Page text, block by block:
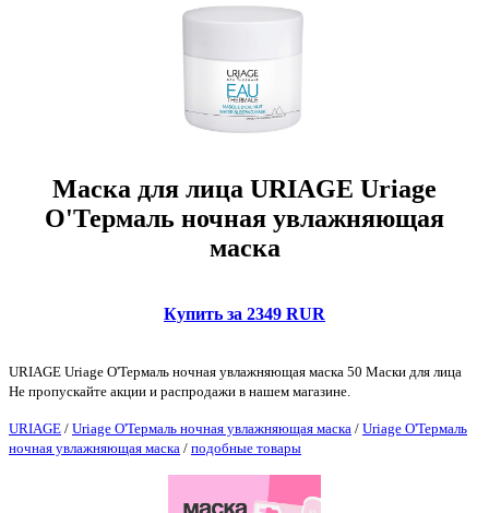
Маска для лица URIAGE Uriage
О'Термаль ночная увлажняющая
маска
Купить за 2349 RUR
URIAGE Uriage О'Термаль ночная увлажняющая маска 50 Маски для лица
Не пропускайте акции и распродажи в нашем магазине.
URIAGE / Uriage О'Термаль ночная увлажняющая маска / Uriage О'Термаль
ночная увлажняющая маска / подобные товары